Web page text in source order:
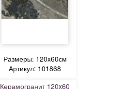
Размеры: 120x60см
Артикул: 101868
Керамогранит 120x60